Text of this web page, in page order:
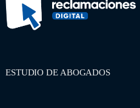
ESTUDIO DE ABOGADOS